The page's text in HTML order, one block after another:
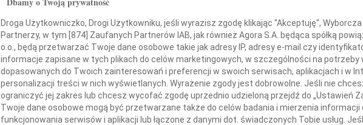
Stefana - Funia
składamy wyrazy współczucia
Ewie Kuryłowicz i całej Rodzinie
Droga Użytkowniczko, Drogi Użytkowniku, jeśli wyrazisz zgodę klikając "Akceptuję",
Partnerzy, w tym [ 874 ] Zaufanych Partnerów IAB, jak również Agora S.A. będąca spółką
o.o., będą przetwarzać Twoje dane osobowe takie jak adresy IP, adresy e-mail czy
informacje zapisane w tych plikach do celów marketingowych, w szczególności na potrzeby
dopasowanych do Twoich zainteresowań i preferencji w swoich serwisach, aplikacjach i w
personalizacji treści w nich wyświetlanych. Wyrażenie zgody jest dobrowolne. Jeśli nie
ograniczyć jej zakres lub chcesz wycofać zgodę uprzednio udzieloną przejdź do „Ustawień
Twoje dane osobowe mogą być przetwarzane także do celów badania i mierzenia
funkcjonowania serwisów i aplikacji lub łączone z danymi dot. świadczonych Tobie usług.